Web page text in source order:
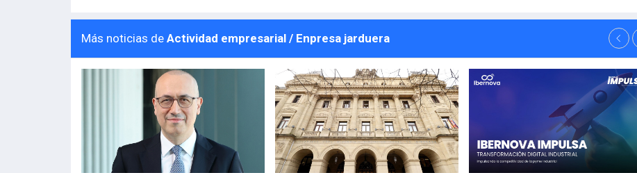
Más noticias de Actividad empresarial / Enpresa jarduera